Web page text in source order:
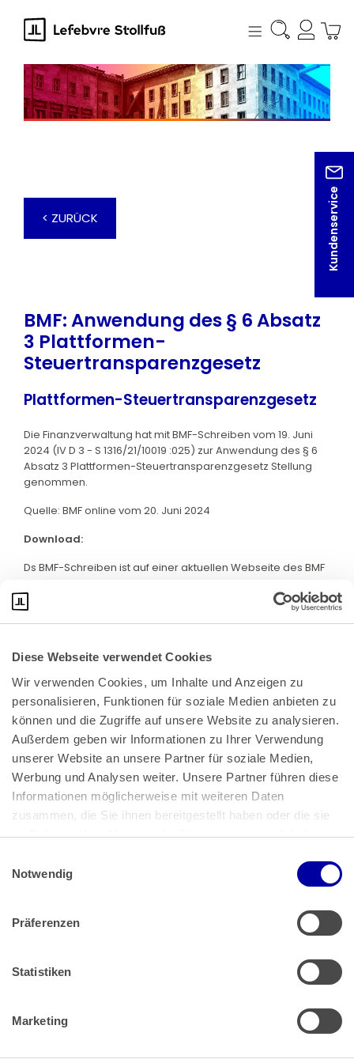
Diese Webseite verwendet Cookies
Wir verwenden Cookies, um Inhalte und Anzeigen zu
personalisieren, Funktionen für soziale Medien anbieten zu
können und die Zugriffe auf unsere Website zu analysieren.
Außerdem geben wir Informationen zu Ihrer Verwendung
unserer Website an unsere Partner für soziale Medien,
Werbung und Analysen weiter. Unsere Partner führen diese
Informationen möglicherweise mit weiteren Daten
zusammen, die Sie ihnen bereitgestellt haben oder die sie
im Rahmen Ihrer Nutzung der Dienste gesammelt haben.
Impressum
Notwendig
Präferenzen
Statistiken
Marketing
springen
Kundenservice
< ZURÜCK
BMF: Anwendung des § 6 Absatz
3 Plattformen-
Steuertransparenzgesetz
Plattformen-Steuertransparenzgesetz
Die Finanzverwaltung hat mit BMF-Schreiben vom 19. Juni
2024 (IV D 3 - S 1316/21/10019 :025) zur Anwendung des § 6
Absatz 3 Plattformen-Steuertransparenzgesetz Stellung
genommen.
Quelle: BMF online vom 20. Juni 2024
Download:
Ds BMF-Schreiben ist auf einer aktuellen Webseite des BMF
Bundeskanzlerplatz 2
53113 Bonn
Pressemitteilungen|AGB
Impressum|Datenschutz
Muster Widerrufsformular (PDF)
Barrierefreiheit